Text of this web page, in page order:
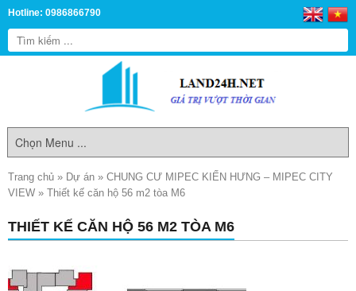
Hotline: 0986866790
Trang chủ » Dự án » CHUNG CƯ MIPEC KIẾN HƯNG – MIPEC CITY
VIEW » Thiết kế căn hộ 56 m2 tòa M6
THIẾT KẾ CĂN HỘ 56 M2 TÒA M6